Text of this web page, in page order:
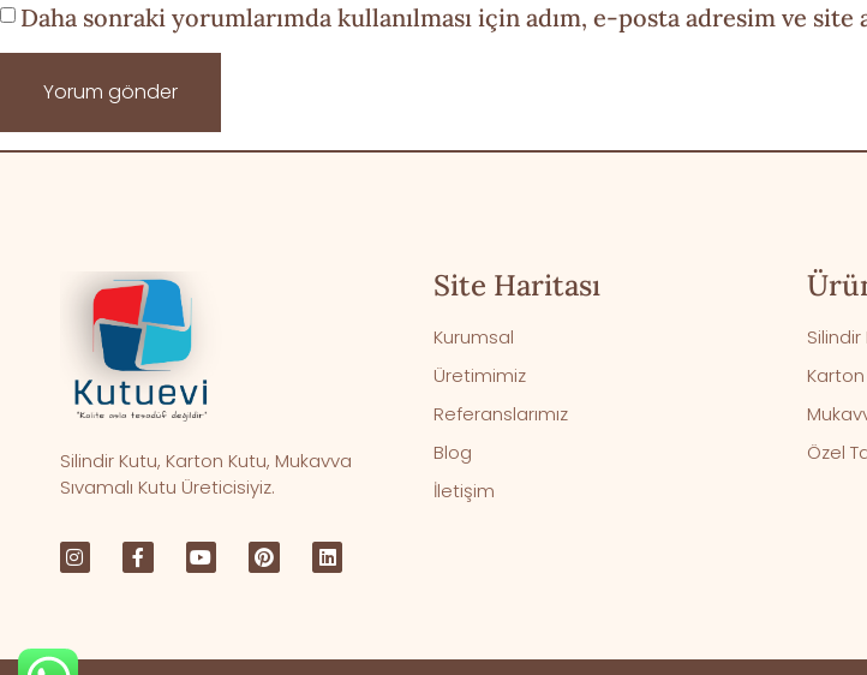
Daha sonraki yorumlarımda kullanılması için adım, e-posta adresim ve site
Silindir Kutu, Karton Kutu, Mukavva
Sıvamalı Kutu Üreticisiyiz.
Site Haritası
Kurumsal
Üretimimiz
Referanslarımız
Blog
İletişim
Özel